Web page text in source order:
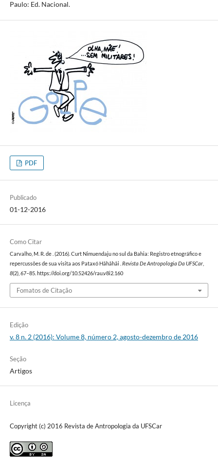
Paulo: Ed. Nacional.
PDF
Publicado
01-12-2016
Como Citar
Carvalho, M. R. de . (2016). Curt Nimuendaju no sul da Bahia: Registro etnográfico e
repercussões de sua visita aos Pataxó Hãhãhãi . Revista De Antropologia Da UFSCar,
8(2), 67–85. https://doi.org/10.52426/rau.v8i2.160
Fomatos de Citação
Edição
v. 8 n. 2 (2016): Volume 8, número 2, agosto-dezembro de 2016
Seção
Artigos
Licença
Copyright (c) 2016 Revista de Antropologia da UFSCar